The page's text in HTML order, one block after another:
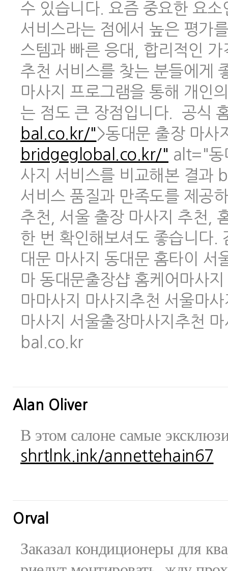
수 있습니다. 요즘 중요한 요
서비스라는 점에서 높은 평가
스템과 빠른 응대, 합리적인
추천 서비스를 찾는 분들에게
마사지 프로그램을 통해 개인
는 점도 큰 장점입니다. 공식
bal.co.kr/">동대문 출장 마
bridgeglobal.co.kr/" alt="동
사지 서비스를 비교해본 결과
서비스 품질과 만족도를 제공
추천, 서울 출장 마사지 추천,
한 번 확인해보셔도 좋습니다
대문 마사지 동대문 홈타이 서
마 동대문출장샵 홈케어마사
마마사지 마사지추천 서울마
마사지 서울출장마사지추천
bal.co.kr
Alan Oliver
В этом салоне самые
shrtlnk.ink/annettehain67
Orval
Заказал кондиционеры для